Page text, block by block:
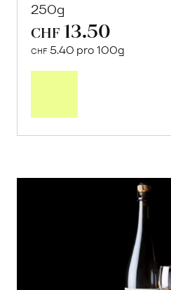
250g
CHF 13.50
CHF 5.40 pro 100g